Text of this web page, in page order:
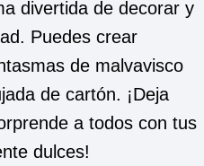
divertida de decorar y
Puedes crear
de malvavisco
de cartón. ¡Deja
a todos con tus
dulces!